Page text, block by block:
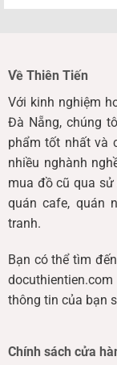
Về Thiên Tiến
Với kinh nghiệm
Đà Nẵng, chúng
phẩm tốt nhất và
nhiều nghành
mua đồ cũ qua
quán cafe, quán
tranh.
Bạn có thể tìm
thông tin của bạn
Chính sách cửa